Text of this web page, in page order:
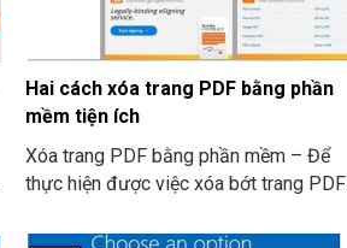
Hai cách xóa trang PDF bằng phần
mềm tiện ích
Xóa trang PDF bằng phần mềm – Để
thực hiện được việc xóa bớt trang PDF
xóa trang trên Word. Chắc hẳn, bạn sẽ